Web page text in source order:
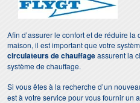
Afin d’assurer le confort et de réduire
maison, il est important que votre
circulateurs de chauffageassurent la
système de chauffage.
Si vous êtes à la recherche d’un
est à votre service pour vous fournir un